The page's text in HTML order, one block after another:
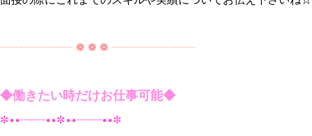
┈┈┈┈┈┈┈ ❁ ❁ ❁ ┈┈┈┈┈┈┈┈
◆働きたい時だけお仕事可能◆
✼••┈┈┈┈••✼••┈┈┈┈••✼